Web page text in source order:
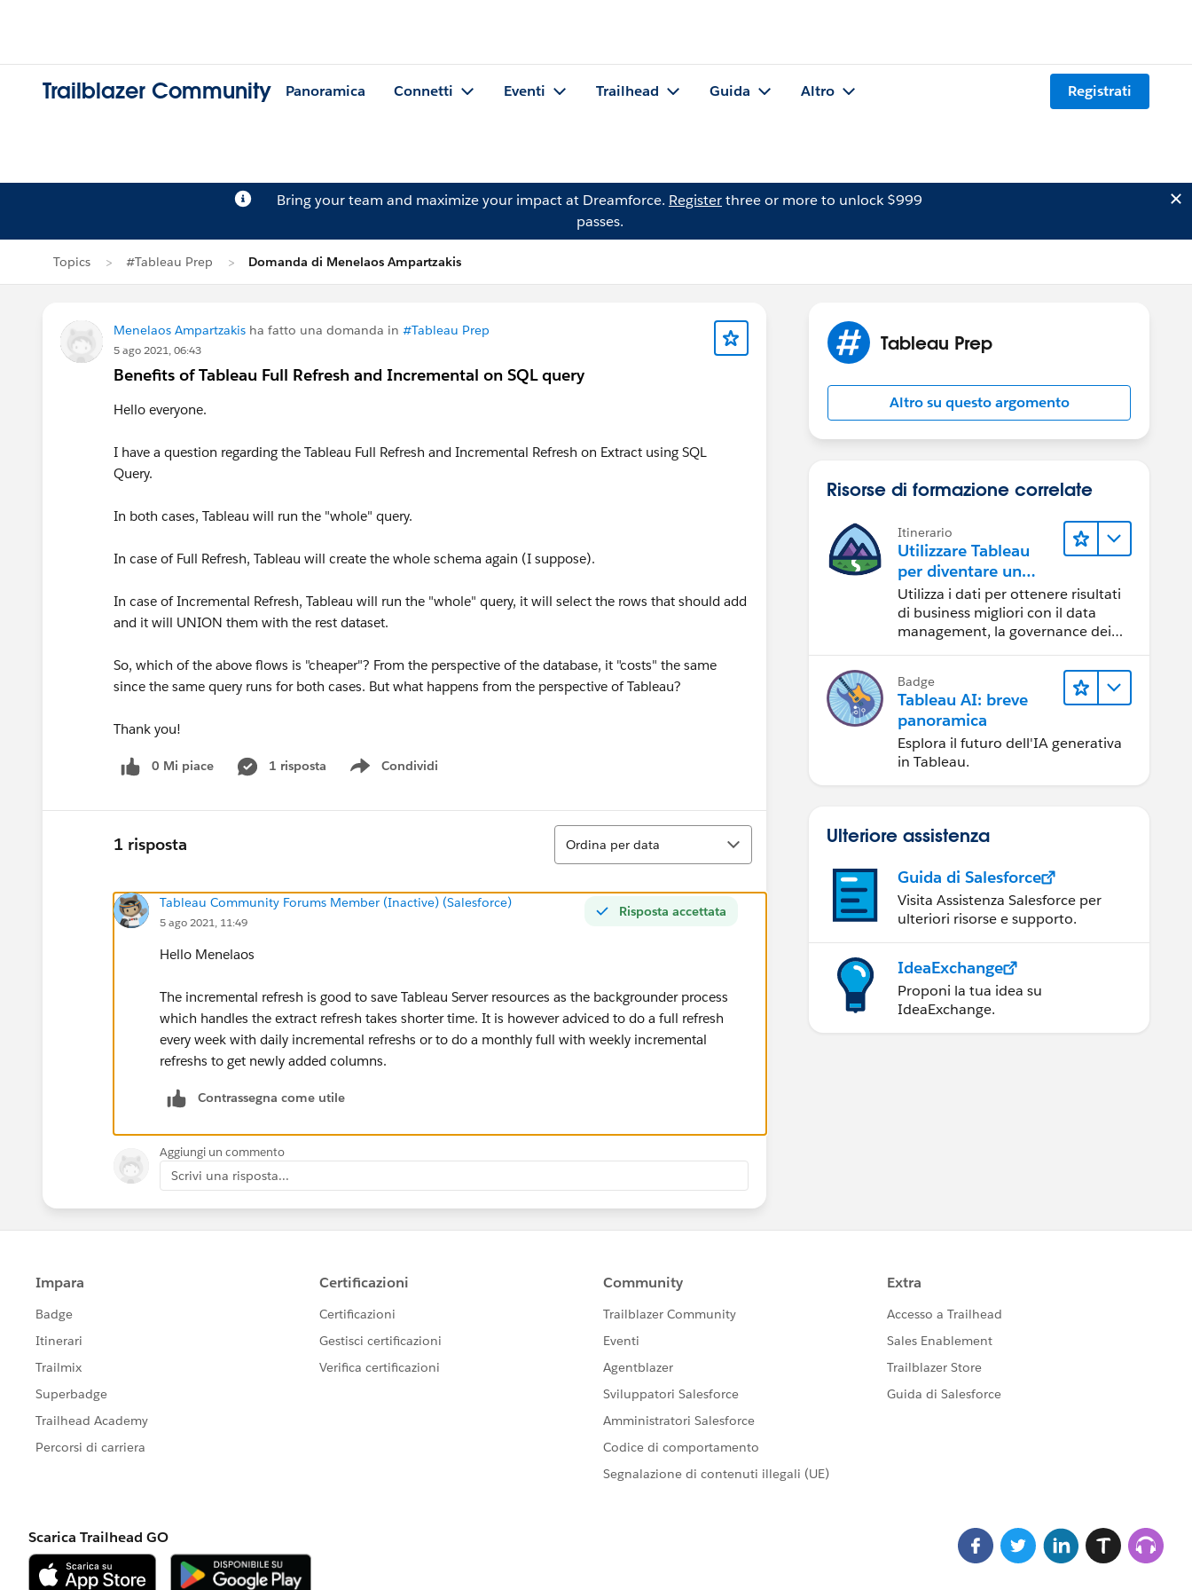
Trailblazer Community Panoramica Connetti Eventi Trailhead Guida Altro Registrati
Bring your team and maximize your impact at Dreamforce. Registerthree or more to unlock $999
passes.
Topics #Tableau Prep Domanda di Menelaos Ampartzakis
Menelaos Ampartzakis ha fatto una domanda in #Tableau Prep
5 ago 2021, 06:43
Benefits of Tableau Full Refresh and Incremental on SQL query
Hello everyone.
I have a question regarding the Tableau Full Refresh and Incremental Refresh on Extract using SQL
Query.
In both cases, Tableau will run the "whole" query.
In case of Full Refresh, Tableau will create the whole schema again (I suppose).
In case of Incremental Refresh, Tableau will run the "whole" query, it will select the rows that should add
and it will UNION them with the rest dataset.
So, which of the above flows is "cheaper"? From the perspective of the database, it "costs" the same
since the same query runs for both cases. But what happens from the perspective of Tableau?
Thank you!
0 Mi piace 1 risposta Condividi
Show menu
1 risposta
Ordina
Ordina per data
Risposta accettata
Tableau Community Forums Member (Inactive) (Salesforce)
5 ago 2021, 11:49
Hello Menelaos
The incremental refresh is good to save Tableau Server resources as the backgrounder process
which handles the extract refresh takes shorter time. It is however adviced to do a full refresh
every week with daily incremental refreshs or to do a monthly full with weekly incremental
refreshs to get newly added columns.
Contrassegna come utile
Aggiungi un commento
Scrivi una risposta...
Tableau Prep
Altro su questo argomento
Risorse di formazione correlate
Itinerario
Utilizzare Tableau
per diventare un
team orientato ai
dati
Utilizza i dati per ottenere risultati
di business migliori con il data
management, la governance dei
dei dati, la condivisione di storie
basate sui dati e la collaborazione.
Badge
Tableau AI: breve
panoramica
Esplora il futuro dell'IA generativa
in Tableau.
Ulteriore assistenza
Guida di Salesforce
Visita Assistenza Salesforce per
ulteriori risorse e supporto.
IdeaExchange
Proponi la tua idea su
IdeaExchange.